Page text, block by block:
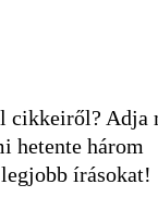
cikkeiről? Adja
hetente három
írásokat!